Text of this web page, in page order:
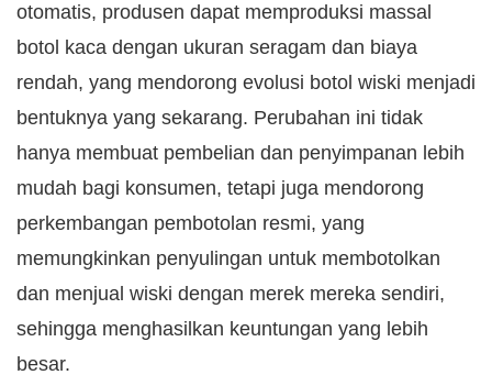
otomatis, produsen dapat memproduksi massal
botol kaca dengan ukuran seragam dan biaya
rendah, yang mendorong evolusi botol wiski menjadi
bentuknya yang sekarang. Perubahan ini tidak
hanya membuat pembelian dan penyimpanan lebih
mudah bagi konsumen, tetapi juga mendorong
perkembangan pembotolan resmi, yang
memungkinkan penyulingan untuk membotolkan
dan menjual wiski dengan merek mereka sendiri,
sehingga menghasilkan keuntungan yang lebih
besar.